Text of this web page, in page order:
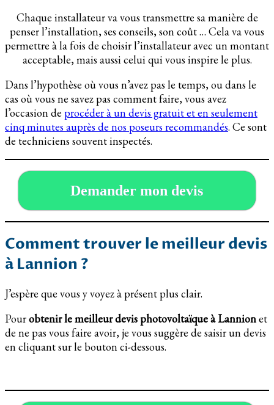
Chaque installateur va vous transmettre sa manière de
penser l’installation, ses conseils, son coût … Cela va vous
permettre à la fois de choisir l’installateur avec un montant
acceptable, mais aussi celui qui vous inspire le plus.
Dans l’hypothèse où vous n’avez pas le temps, ou dans le
cas où vous ne savez pas comment faire, vous avez
l’occasion de procéder à un devis gratuit et en seulement
cinq minutes auprès de nos poseurs recommandés. Ce sont
de techniciens souvent inspectés.
Demander mon devis
Comment trouver le meilleur devis
à Lannion ?
J’espère que vous y voyez à présent plus clair.
Pourobtenir le meilleur devis photovoltaïque à Lannionet
de ne pas vous faire avoir, je vous suggère de saisir un devis
en cliquant sur le bouton ci-dessous.